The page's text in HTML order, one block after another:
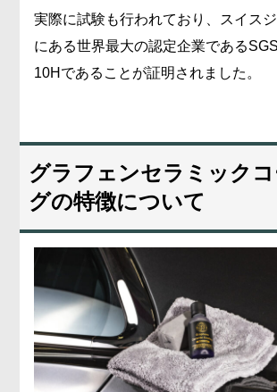
実際に試験も行われており、スイス
にある世界最大の認定企業である
10Hであることが証明されました。
グラフェンセラミック
グの特徴について